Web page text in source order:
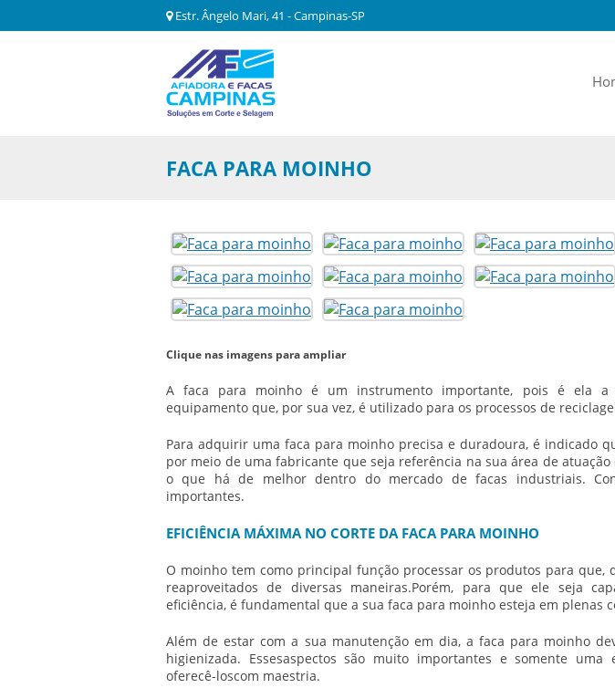
Estr. Ângelo Mari, 41 - Campinas-SP
FACA PARA MOINHO
Clique nas imagens para ampliar
Afaca para moinho é um instrumento importante, pois é ela a
equipamento que, por sua vez, é utilizado para os processos de
Para adquirir uma faca para moinho precisa e duradoura, é indicado
por meio de uma fabricante que seja referência na sua área de
o que há de melhor dentro do mercado de facas industriais.
importantes.
EFICIÊNCIA MÁXIMA NO CORTE DA FACA PARA MOINHO
O moinho tem como principal função processar os produtos para que,
reaproveitados de diversas maneiras.Porém, para que ele seja
eficiência, é fundamental que a sua faca para moinho esteja em plenas
Além de estar com a sua manutenção em dia, afaca para moinho
higienizada. Essesaspectos são muito importantes e somente uma
oferecê-loscom maestria.